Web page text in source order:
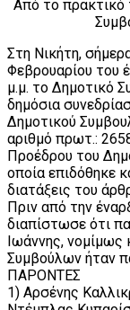
Από το πρακτικό
Στη Νικήτη,
Φεβρουαρίου του
μ.μ. το Δημοτικό
δημόσια
Δημοτικού
αριθμό πρωτ.:
Προέδρου του
οποία επιδόθηκε
διατάξεις του
Πριν από την
διαπίστωσε ότι
Ιωάννης, νομίμως
Συμβούλων ήταν
1)